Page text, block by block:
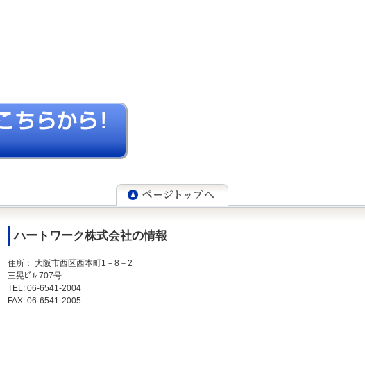
ハートワーク株式会社の情報
住所： 大阪市西区西本町1－8－2
三晃ﾋﾞﾙ 707号
TEL: 06-6541-2004
FAX: 06-6541-2005